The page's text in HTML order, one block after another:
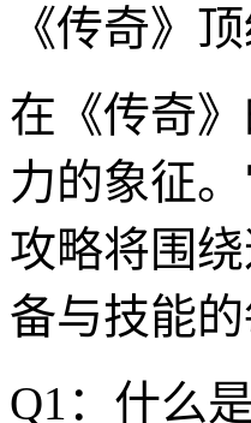
《传奇》
在《传奇
力的象征
攻略将围
备与技能
Q1：什么